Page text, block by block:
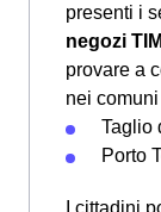
presenti i
negozi TIM
provare a
nei
Taglio
Porto
I cittadini